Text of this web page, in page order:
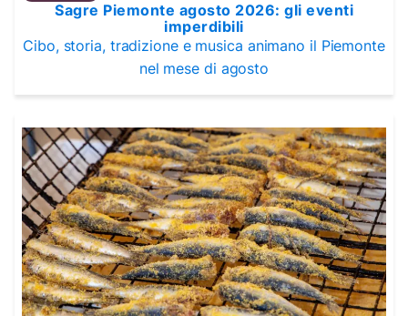
Sagre Piemonte agosto 2026: gli eventi
imperdibili
Cibo, storia, tradizione e musica animano il Piemonte
nel mese di agosto